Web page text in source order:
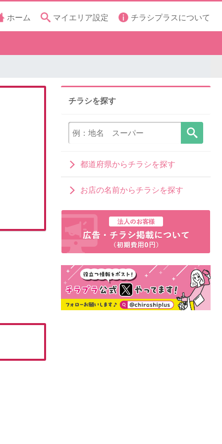
ホーム マイエリア設定 チラシプラスについて
チラシを探す
都道府県からチラシを探す
お店の名前からチラシを探す